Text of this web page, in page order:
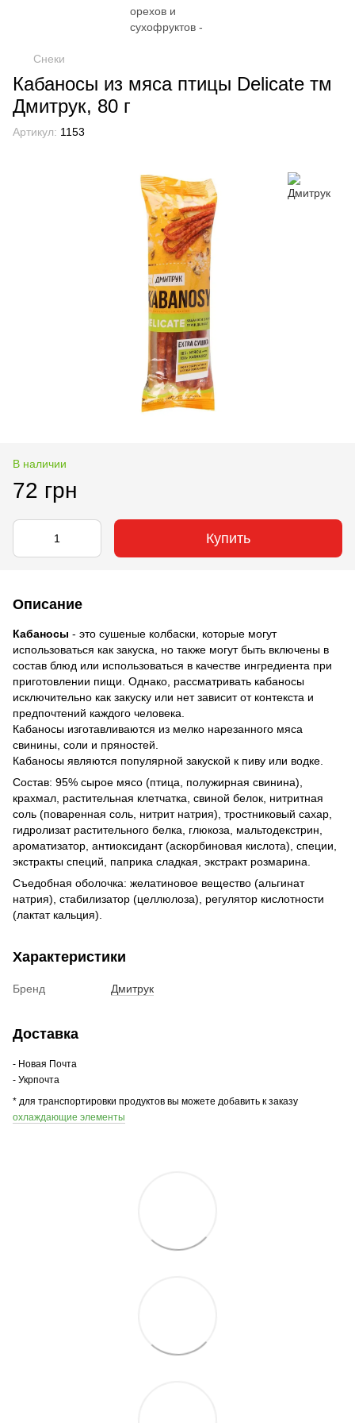
Снеки
Кабаносы из мяса птицы Delicate тм
Дмитрук, 80 г
Артикул: 1153
В наличии
72 грн
Купить
Описание
Кабаносы - это сушеные колбаски, которые могут
использоваться как закуска, но также могут быть включены в
состав блюд или использоваться в качестве ингредиента при
приготовлении пищи. Однако, рассматривать кабаносы
исключительно как закуску или нет зависит от контекста и
предпочтений каждого человека.
Кабаносы изготавливаются из мелко нарезанного мяса
свинины, соли и пряностей.
Кабаносы являются популярной закуской к пиву или водке.
Состав: 95% сырое мясо (птица, полужирная свинина),
крахмал, растительная клетчатка, свиной белок, нитритная
соль (поваренная соль, нитрит натрия), тростниковый сахар,
гидролизат растительного белка, глюкоза, мальтодекстрин,
ароматизатор, антиоксидант (аскорбиновая кислота), специи,
экстракты специй, паприка сладкая, экстракт розмарина.
Съедобная оболочка: желатиновое вещество (альгинат
натрия), стабилизатор (целлюлоза), регулятор кислотности
(лактат кальция).
Характеристики
Бренд Дмитрук
Доставка
- Новая Почта
- Укрпочта
* для транспортировки продуктов вы можете добавить к заказу
охлаждающие элементы